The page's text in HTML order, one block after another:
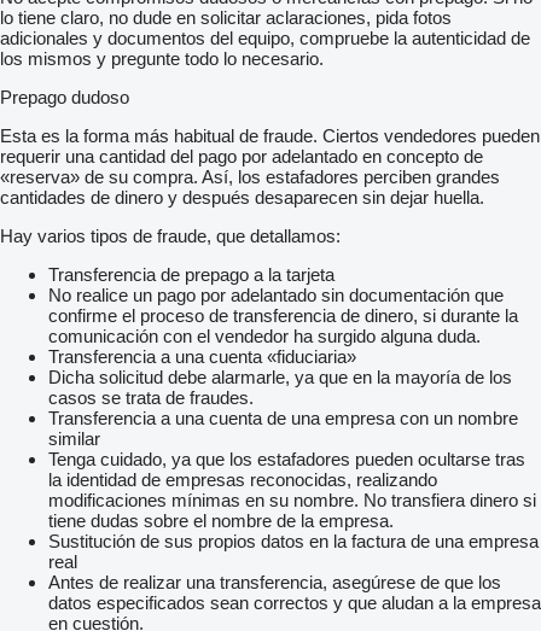
lo tiene claro, no dude en solicitar aclaraciones, pida fotos
adicionales y documentos del equipo, compruebe la autenticidad de
los mismos y pregunte todo lo necesario.
Prepago dudoso
Esta es la forma más habitual de fraude. Ciertos vendedores pueden
requerir una cantidad del pago por adelantado en concepto de
«reserva» de su compra. Así, los estafadores perciben grandes
cantidades de dinero y después desaparecen sin dejar huella.
Hay varios tipos de fraude, que detallamos:
Transferencia de prepago a la tarjeta
No realice un pago por adelantado sin documentación que
confirme el proceso de transferencia de dinero, si durante la
comunicación con el vendedor ha surgido alguna duda.
Transferencia a una cuenta «fiduciaria»
Dicha solicitud debe alarmarle, ya que en la mayoría de los
casos se trata de fraudes.
Transferencia a una cuenta de una empresa con un nombre
similar
Tenga cuidado, ya que los estafadores pueden ocultarse tras
la identidad de empresas reconocidas, realizando
modificaciones mínimas en su nombre. No transfiera dinero si
tiene dudas sobre el nombre de la empresa.
Sustitución de sus propios datos en la factura de una empresa
real
Antes de realizar una transferencia, asegúrese de que los
datos especificados sean correctos y que aludan a la empresa
en cuestión.